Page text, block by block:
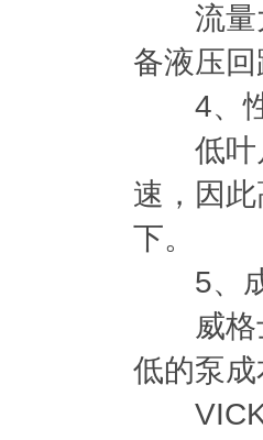
流量大
备液压
4、性
低叶片
速，因
下。
5、成
威格士
低的泵